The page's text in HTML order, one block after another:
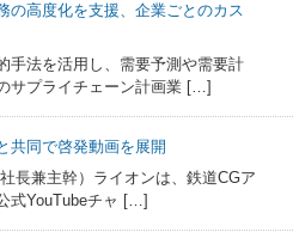
の高度化を支援、企業ごとのカス
手法を活用し、需要予測や需要計
サプライチェーン計画業 […]
共同で啓発動画を展開
長兼主幹）ライオンは、鉄道CGア
式YouTubeチャ […]